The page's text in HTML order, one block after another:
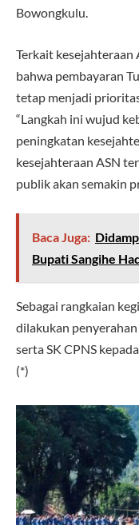
Bowongkulu.
Terkait kesejahteraan
bahwa pembayaran
tetap menjadi
“Langkah ini wujud
peningkatan
kesejahteraan ASN
publik akan semakin
Baca Juga:
Bupati Sangihe
Sebagai rangkaian
dilakukan
serta SK CPNS
(*)